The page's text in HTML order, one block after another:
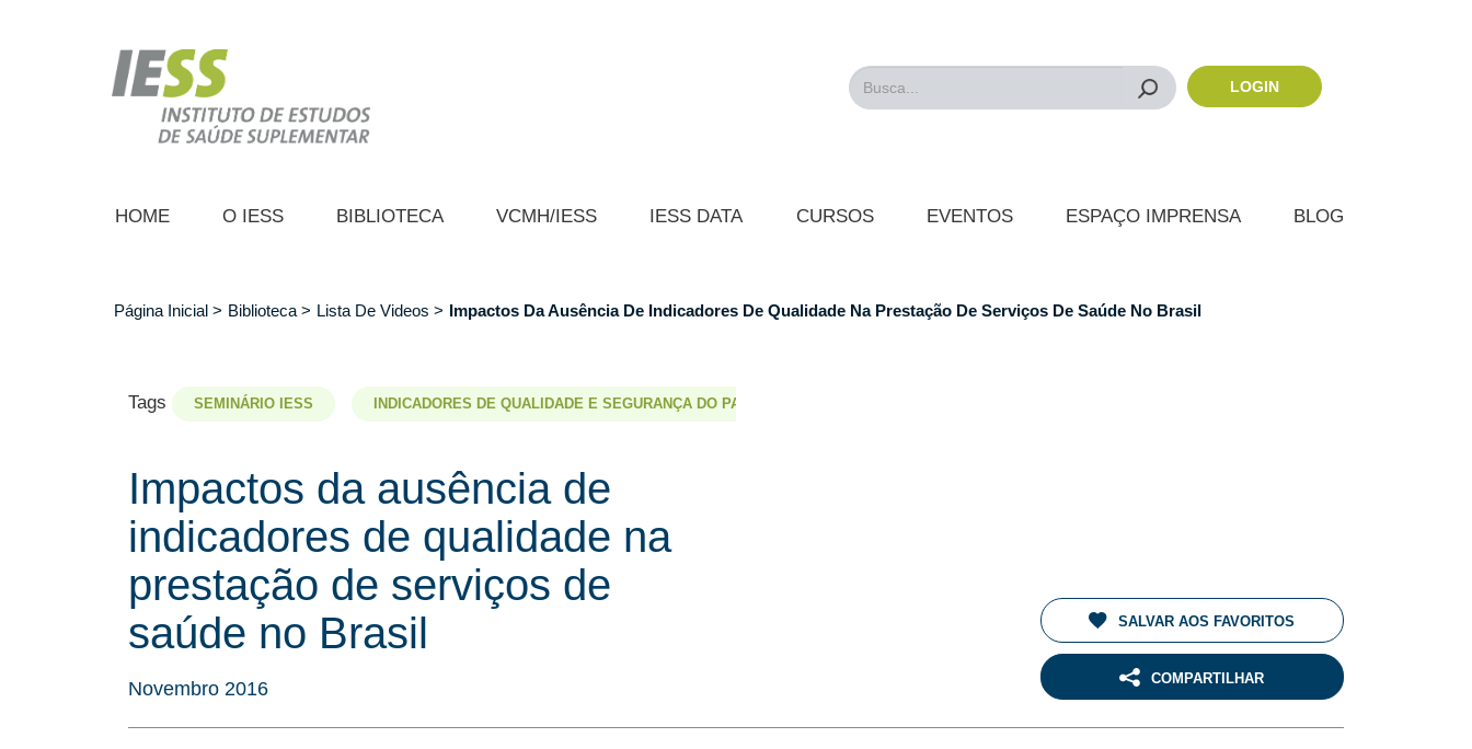
Busca... Buscar LOGIN
HOME O IESS BIBLIOTECA VCMH/IESS IESS DATA CURSOS EVENTOS ESPAÇO IMPRENSA BLOG
navegação
Página Inicial Biblioteca Lista De Videos Impactos Da Ausência De Indicadores De Qualidade Na Prestação De Serviços De Saúde No Brasil
Tags SEMINÁRIO IESS INDICADORES DE QUALIDADE E SEGURANÇA DO PACIENTE
Impactos da ausência de
indicadores de qualidade na
prestação de serviços de
saúde no Brasil
Novembro 2016
SALVAR AOS FAVORITOS
COMPARTILHAR